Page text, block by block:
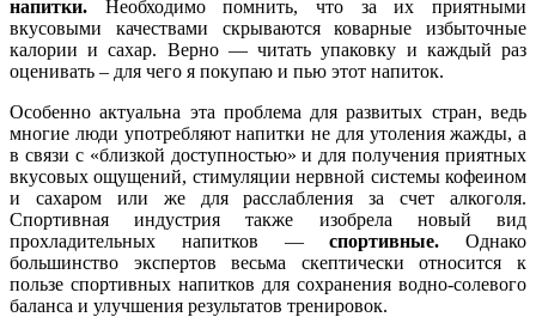
напитки. Необходимо помнить, что за их приятными
вкусовыми качествами скрываются коварные избыточные
калории и сахар. Верно — читать упаковку и каждый раз
оценивать – для чего я покупаю и пью этот напиток.
Особенно актуальна эта проблема для развитых стран, ведь
многие люди употребляют напитки не для утоления жажды, а
в связи с «близкой доступностью» и для получения приятных
вкусовых ощущений, стимуляции нервной системы кофеином
и сахаром или же для расслабления за счет алкоголя.
Спортивная индустрия также изобрела новый вид
прохладительных напитков —спортивные. Однако
большинство экспертов весьма скептически относится к
пользе спортивных напитков для сохранения водно-солевого
баланса и улучшения результатов тренировок.